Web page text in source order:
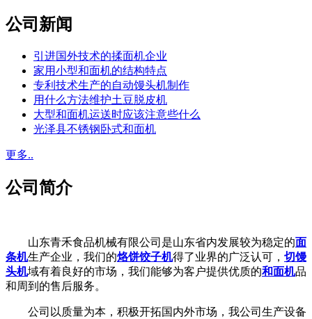
公司新闻
引进国外技术的揉面机企业
家用小型和面机的结构特点
专利技术生产的自动馒头机制作
用什么方法维护土豆脱皮机
大型和面机运送时应该注意些什么
光泽县不锈钢卧式和面机
更多..
公司简介
山东青禾食品机械有限公司是山东省内发展较为稳定的面
条机生产企业，我们的烙饼饺子机得了业界的广泛认可， 切馒
头机域有着良好的市场，我们能够为客户提供优质的和面机品
和周到的售后服务。
公司以质量为本，积极开拓国内外市场，我公司生产设备